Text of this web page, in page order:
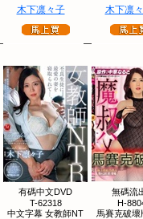
木下凛々子 木下凛
有碼中文DVD
T-62318
中文字幕 女教師NT
無碼流
H-
馬賽克破壞